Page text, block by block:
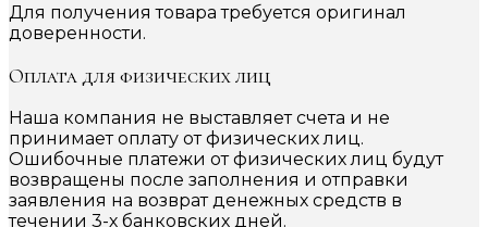
Для получения товара требуется оригинал
доверенности.
Оплата для физических лиц
Наша компания не выставляет счета и не
принимает оплату от физических лиц.
Ошибочные платежи от физических лиц будут
возвращены после заполнения и отправки
заявления на возврат денежных средств в
течении 3-х банковских дней.